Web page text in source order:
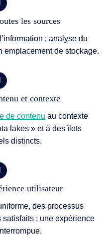
les sources
; analyse du
emplacement de stockage.
et contexte
de contenu au contexte
lakes » et à des îlots
distincts.
utilisateur
des processus
; une expérience